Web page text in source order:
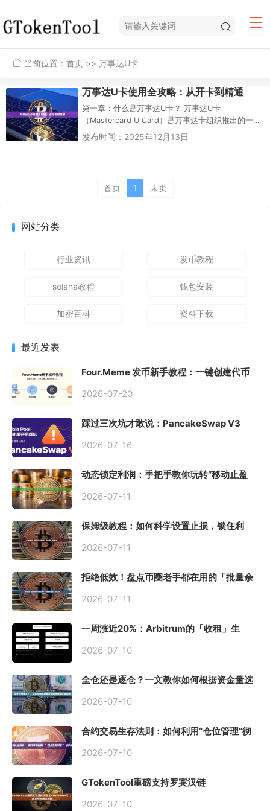
当前位置： 首页 >> 万事达U卡
万事达U卡使用全攻略：从开卡到精通
第一章：什么是万事达U卡？ 万事达U卡
（Mastercard U Card）是万事达卡组织推出的一款
创新型预付卡产品，主要面向需要...
发布时间：2025年12月13日
首页 1 末页
网站分类
行业资讯 发币教程
solana教程 钱包安装
加密百科 资料下载
最近发表
Four.Meme 发币新手教程：一键创建代币
2026-07-20
踩过三次坑才敢说：PancakeSwap V3
初始化
2026-07-16
动态锁定利润：手把手教你玩转“移动止盈
2026-07-11
保姆级教程：如何科学设置止损，锁住利
2026-07-11
拒绝低效！盘点币圈老手都在用的「批量余
2026-07-11
一周涨近20%：Arbitrum的「收租」生
2026-07-10
全仓还是逐仓？一文教你如何根据资金量选
2026-07-10
合约交易生存法则：如何利用“仓位管理”彻
2026-07-10
GTokenTool重磅支持罗宾汉链
2026-07-10